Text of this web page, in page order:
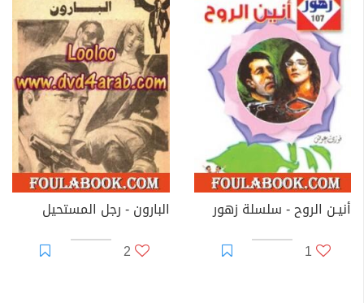
أنيـن الروح - سلسلة زهور
1
البارون - رجل المستحيل
2